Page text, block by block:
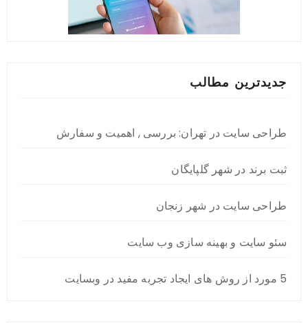
جدیدترین مطالب
طراحی سایت در تهران: بررسی , اهمیت و سفارش
ثبت برند در شهر گلپایگان
طراحی سایت در شهر زنجان
سئو سایت و بهینه سازی وب سایت
5 مورد از روش های ایجاد تجربه مفید در وبسایت